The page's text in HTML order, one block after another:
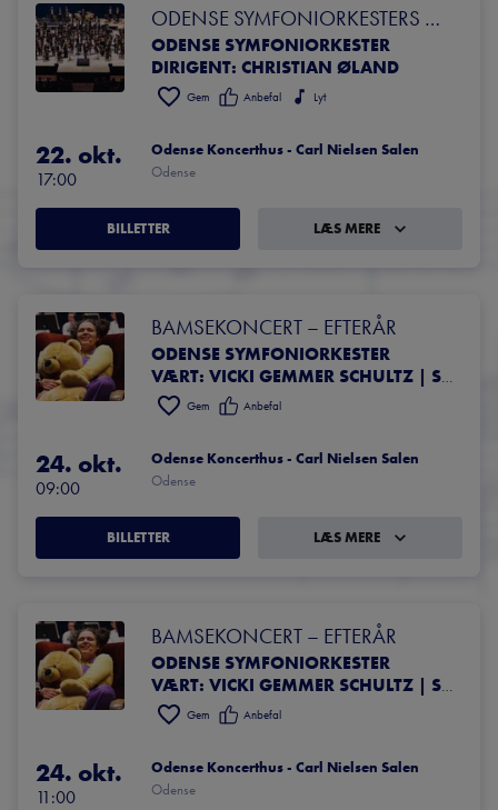
ODENSE SYMFONIORKESTERS
80-ÅRS FØDSELSDAGS­KONCERT
ODENSE SYMFONIORKESTER
DIRIGENT: CHRISTIAN ØLAND
Gem Anbefal Lyt
22. okt.
17:00
Odense Koncerthus - Carl Nielsen Salen
Odense
BILLETTER LÆS MERE
BAMSEKONCERT – EFTERÅR
ODENSE SYMFONIORKESTER
VÆRT: VICKI GEMMER SCHULTZ | SOLIST: EMMA OEMANN
Gem Anbefal
24. okt.
09:00
Odense Koncerthus - Carl Nielsen Salen
Odense
BILLETTER LÆS MERE
BAMSEKONCERT – EFTERÅR
ODENSE SYMFONIORKESTER
VÆRT: VICKI GEMMER SCHULTZ | SOLIST: EMMA OEMANN
Gem Anbefal
24. okt.
11:00
Odense Koncerthus - Carl Nielsen Salen
Odense